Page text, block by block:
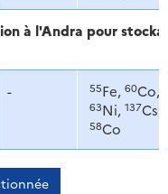
à l'Andra pour
- 55Fe, 60Co,
63Ni, 137Cs,
58Co